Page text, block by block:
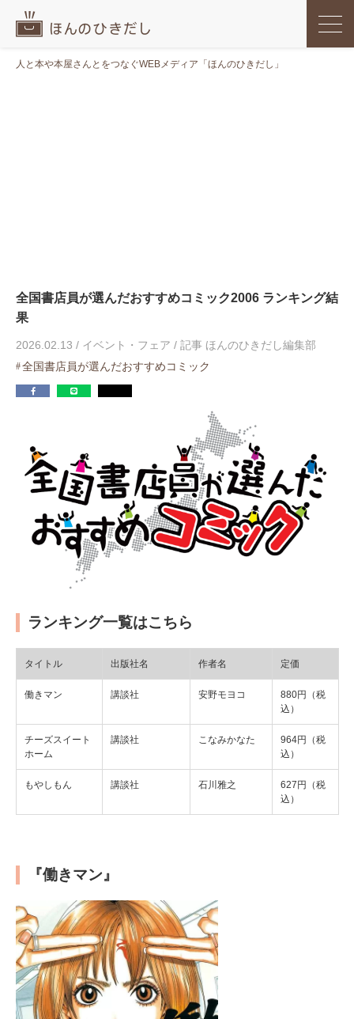
人と本や本屋さんとをつなぐWEBメディア「ほんのひきだし」
全国書店員が選んだおすすめコミック2006 ランキング結
果
2026.02.13 / イベント・フェア / 記事 ほんのひきだし編集部
全国書店員が選んだおすすめコミック
ランキング一覧はこちら
タイトル 出版社名 作者名 定価
働きマン 講談社 安野モヨコ
880円（税
込）
チーズスイート
ホーム
講談社 こなみかなた
964円（税
込）
もやしもん 講談社 石川雅之
627円（税
込）
『働きマン』